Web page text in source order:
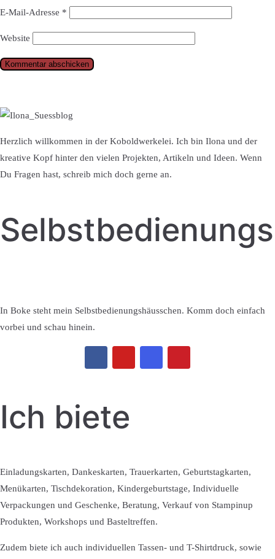
E-Mail-Adresse *
Website
Herzlich willkommen in der Koboldwerkelei. Ich bin Ilona und der
kreative Kopf hinter den vielen Projekten, Artikeln und Ideen. Wenn
Du Fragen hast, schreib mich doch gerne an.
In Boke steht mein Selbstbedienungshäusschen. Komm doch einfach
vorbei und schau hinein.
Ich biete
Einladungskarten, Dankeskarten, Trauerkarten, Geburtstagkarten,
Menükarten, Tischdekoration, Kindergeburtstage, Individuelle
Verpackungen und Geschenke, Beratung, Verkauf von Stampinup
Produkten, Workshops und Basteltreffen.
Zudem biete ich auch individuellen Tassen- und T-Shirtdruck, sowie